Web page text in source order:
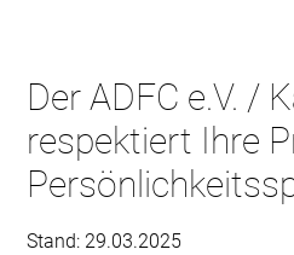
Der ADFC e.V. /
respektiert Ihre
Stand: 29.03.2025